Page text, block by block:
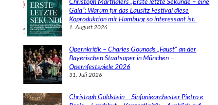
Christoph Marthalers „Erste letzte Sekunde – eine
Gala“: Warum für das Lausitz Festival diese
Koproduktion mit Hamburg so interessant ist.
1. August 2026
Opernkritik – Charles Gounods „Faust“ an der
Bayerischen Staatsoper in München –
Opernfestspiele 2026
31. Juli 2026
Christoph Goldstein – Sinfonieorchester Pietro e